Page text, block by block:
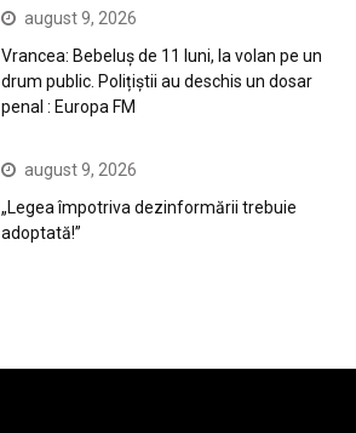
august 9, 2026
Vrancea: Bebeluș de 11 luni, la volan pe un
drum public. Polițiștii au deschis un dosar
penal : Europa FM
august 9, 2026
„Legea împotriva dezinformării trebuie
adoptată!”